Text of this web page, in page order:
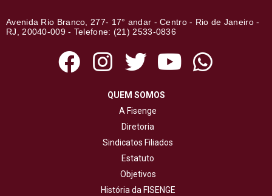
Avenida Rio Branco, 277- 17° andar - Centro - Rio de Janeiro -
RJ, 20040-009 - Telefone: (21) 2533-0836
QUEM SOMOS
A Fisenge
Diretoria
Sindicatos Filiados
Estatuto
Objetivos
História da FISENGE